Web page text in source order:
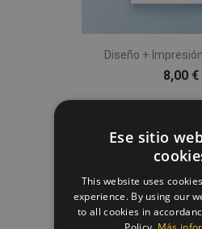
Diseño + Impresión
8,00 €
Ese sitio
This website uses
experience. By using our
to all cookies in